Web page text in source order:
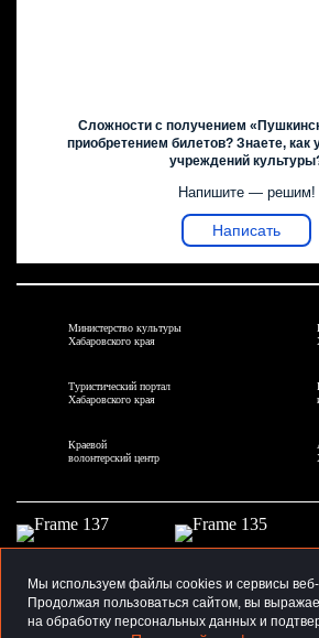
Сложности с получением
приобретением билетов? Знаете, как
учреждений
Напишите — решим!
Написать
Министерство культуры
Хабаровского края
Туристический портал
Хабаровского края
Краевой
волонтерский центр
2026 КГБНУК «Хабаровский краевой
Мы используем файлы cookies и сервисы
Продолжая пользоваться сайтом, вы
на обработку персональных данных и